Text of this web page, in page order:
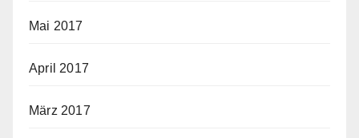
Mai 2017
April 2017
März 2017